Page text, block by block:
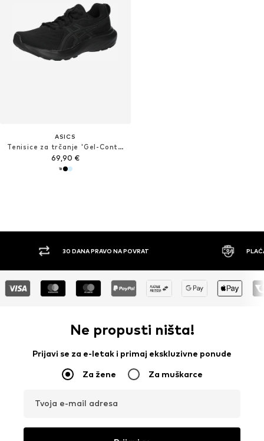
ASICS
Tenisice za trčanje 'Gel-Contend 9'
69,90 €
NA POVRAT PLAĆANJE POUZEĆEM
Ne propusti ništa!
Prijavi se za e-letak i primaj ekskluzivne ponude
Za žene Za muškarce
Tvoja e-mail adresa